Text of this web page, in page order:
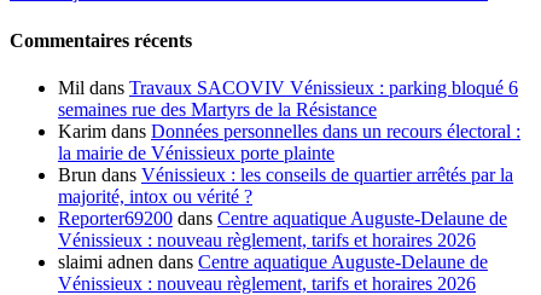
Commentaires récents
Mil dans Travaux SACOVIV Vénissieux : parking bloqué 6
semaines rue des Martyrs de la Résistance
Karim dans Données personnelles dans un recours électoral :
la mairie de Vénissieux porte plainte
Brun dans Vénissieux : les conseils de quartier arrêtés par la
majorité, intox ou vérité ?
Reporter69200 dans Centre aquatique Auguste-Delaune de
Vénissieux : nouveau règlement, tarifs et horaires 2026
slaimi adnen dans Centre aquatique Auguste-Delaune de
Vénissieux : nouveau règlement, tarifs et horaires 2026